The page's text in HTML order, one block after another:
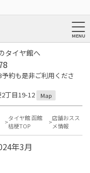
タイヤ館へ
約も是非ご利用くださ
丁目19-12
Map
タイヤ館 函館
桔梗TOP
店舗おスス
メ情報
年3月